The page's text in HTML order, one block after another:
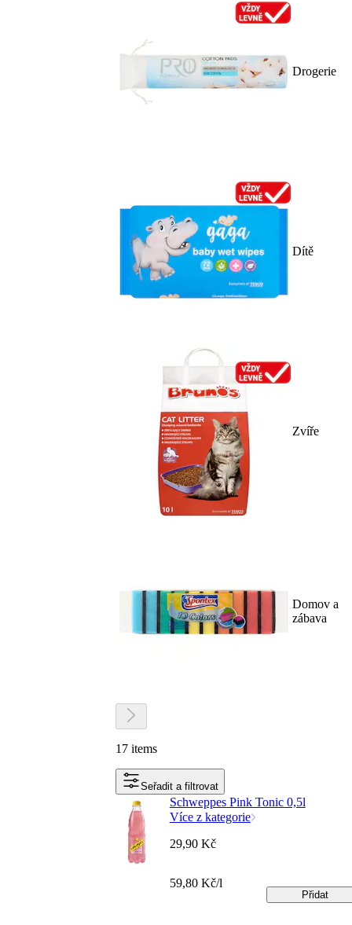
Drogerie
Dítě
Zvíře
Domov a
zábava
17 items
Seřadit a filtrovat
Schweppes Pink Tonic 0,5l
Více z kategorie
29,90 Kč
59,80 Kč/l
Přidat